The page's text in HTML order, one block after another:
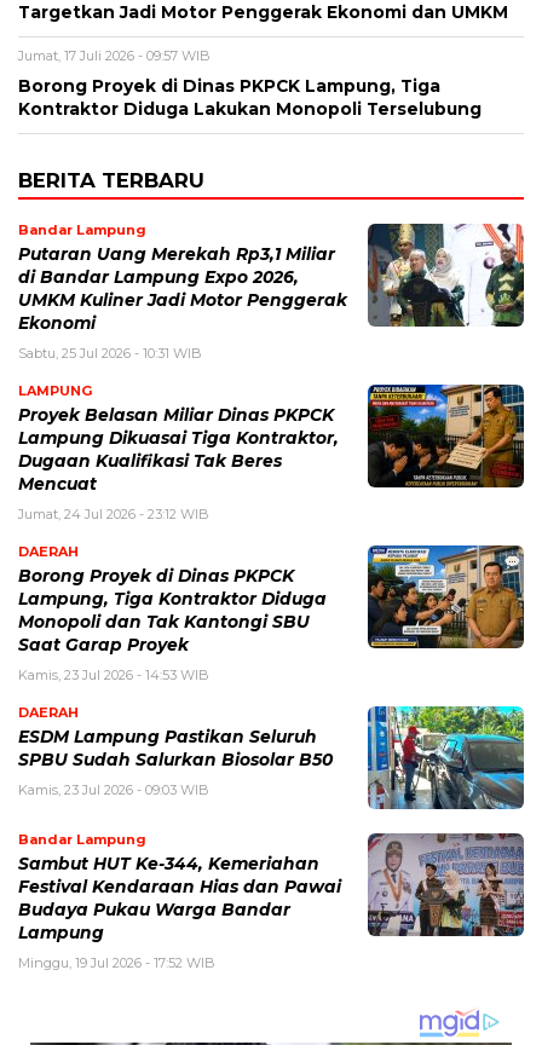
Targetkan Jadi Motor Penggerak Ekonomi dan UMKM
Jumat, 17 Juli 2026 - 09:57 WIB
Borong Proyek di Dinas PKPCK Lampung, Tiga
Kontraktor Diduga Lakukan Monopoli Terselubung
BERITA TERBARU
Bandar Lampung
Putaran Uang Merekah Rp3,1 Miliar
di Bandar Lampung Expo 2026,
UMKM Kuliner Jadi Motor Penggerak
Ekonomi
Sabtu, 25 Jul 2026 - 10:31 WIB
LAMPUNG
Proyek Belasan Miliar Dinas PKPCK
Lampung Dikuasai Tiga Kontraktor,
Dugaan Kualifikasi Tak Beres
Mencuat
Jumat, 24 Jul 2026 - 23:12 WIB
DAERAH
Borong Proyek di Dinas PKPCK
Lampung, Tiga Kontraktor Diduga
Monopoli dan Tak Kantongi SBU
Saat Garap Proyek
Kamis, 23 Jul 2026 - 14:53 WIB
DAERAH
ESDM Lampung Pastikan Seluruh
SPBU Sudah Salurkan Biosolar B50
Kamis, 23 Jul 2026 - 09:03 WIB
Bandar Lampung
Sambut HUT Ke-344, Kemeriahan
Festival Kendaraan Hias dan Pawai
Budaya Pukau Warga Bandar
Lampung
Minggu, 19 Jul 2026 - 17:52 WIB